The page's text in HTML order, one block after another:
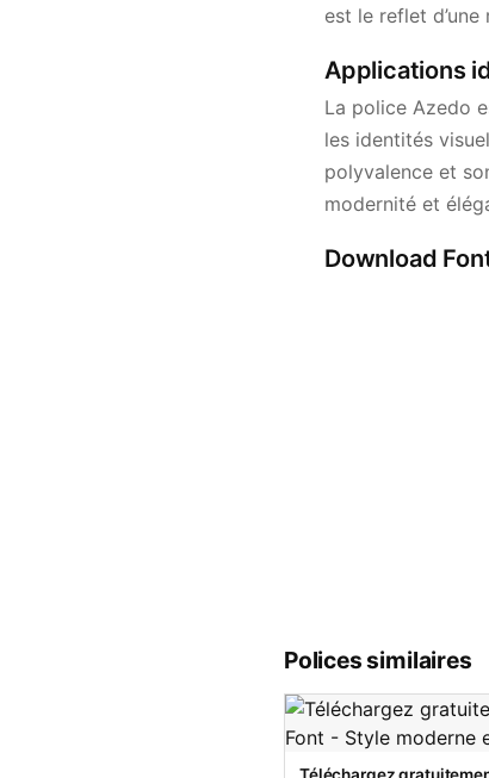
est le reflet
Applications
La police Azedo
les identités
polyvalence et
modernité et
Download
Polices similaires